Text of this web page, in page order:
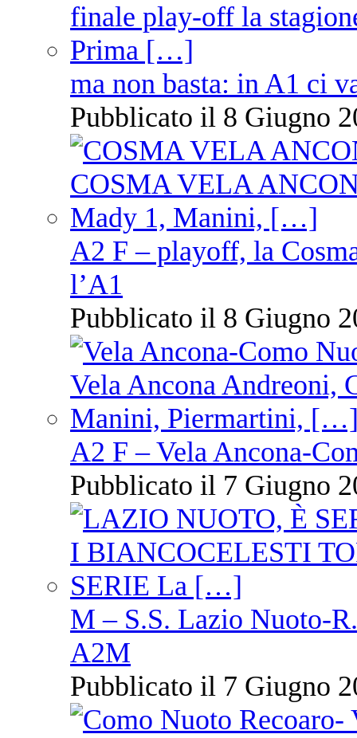
ma non basta: in A1 ci
Pubblicato il 8 Giugno
A2 F – playoff, la
l’A1
Pubblicato il 8 Giugno
A2 F – Vela Ancona-
Pubblicato il 7 Giugno
M – S.S. Lazio Nuoto-
A2M
Pubblicato il 7 Giugno